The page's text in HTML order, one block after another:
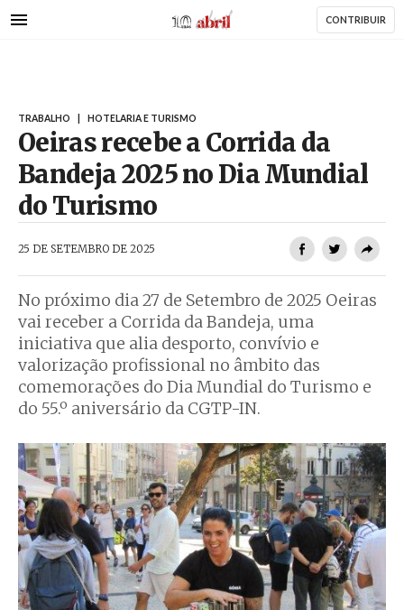
para
AbrilAbril CONTRIBUIR
TRABALHO HOTELARIA E TURISMO
Oeiras recebe a Corrida da
Bandeja 2025 no Dia Mundial
do Turismo
25 DE SETEMBRO DE 2025
No próximo dia 27 de Setembro de 2025 Oeiras
vai receber a Corrida da Bandeja, uma
iniciativa que alia desporto, convívio e
valorização profissional no âmbito das
comemorações do Dia Mundial do Turismo e
do 55.º aniversário da CGTP-IN.